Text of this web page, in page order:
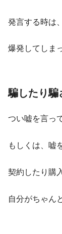
発言する時は
爆発してしま
騙したり騙
つい嘘を言っ
もしくは、嘘
契約したり購
自分がちゃん